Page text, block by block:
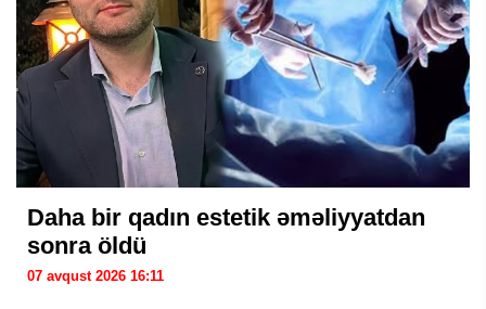
Daha bir qadın estetik əməliyyatdan
sonra öldü
07 avqust 2026 16:11